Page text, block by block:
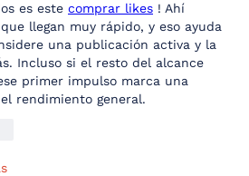
es este comprar likes ! Ahí
llegan muy rápido, y eso ayuda
una publicación activa y la
Incluso si el resto del alcance
primer impulso marca una
rendimiento general.